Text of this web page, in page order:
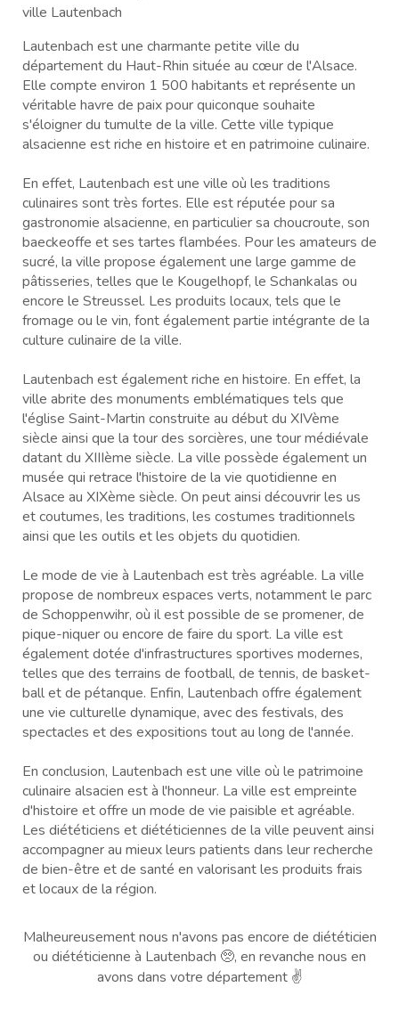
ville Lautenbach
Lautenbach est une charmante petite ville du
département du Haut-Rhin située au cœur de l'Alsace.
Elle compte environ 1 500 habitants et représente un
véritable havre de paix pour quiconque souhaite
s'éloigner du tumulte de la ville. Cette ville typique
alsacienne est riche en histoire et en patrimoine culinaire.
En effet, Lautenbach est une ville où les traditions
culinaires sont très fortes. Elle est réputée pour sa
gastronomie alsacienne, en particulier sa choucroute, son
baeckeoffe et ses tartes flambées. Pour les amateurs de
sucré, la ville propose également une large gamme de
pâtisseries, telles que le Kougelhopf, le Schankalas ou
encore le Streussel. Les produits locaux, tels que le
fromage ou le vin, font également partie intégrante de la
culture culinaire de la ville.
Lautenbach est également riche en histoire. En effet, la
ville abrite des monuments emblématiques tels que
l'église Saint-Martin construite au début du XIVème
siècle ainsi que la tour des sorcières, une tour médiévale
datant du XIIIème siècle. La ville possède également un
musée qui retrace l'histoire de la vie quotidienne en
Alsace au XIXème siècle. On peut ainsi découvrir les us
et coutumes, les traditions, les costumes traditionnels
ainsi que les outils et les objets du quotidien.
Le mode de vie à Lautenbach est très agréable. La ville
propose de nombreux espaces verts, notamment le parc
de Schoppenwihr, où il est possible de se promener, de
pique-niquer ou encore de faire du sport. La ville est
également dotée d'infrastructures sportives modernes,
telles que des terrains de football, de tennis, de basket-
ball et de pétanque. Enfin, Lautenbach offre également
une vie culturelle dynamique, avec des festivals, des
spectacles et des expositions tout au long de l'année.
En conclusion, Lautenbach est une ville où le patrimoine
culinaire alsacien est à l'honneur. La ville est empreinte
d'histoire et offre un mode de vie paisible et agréable.
Les diététiciens et diététiciennes de la ville peuvent ainsi
accompagner au mieux leurs patients dans leur recherche
de bien-être et de santé en valorisant les produits frais
et locaux de la région.
Malheureusement nous n'avons pas encore de diététicien
ou diététicienne à Lautenbach 🥺, en revanche nous en
avons dans votre département ✌️